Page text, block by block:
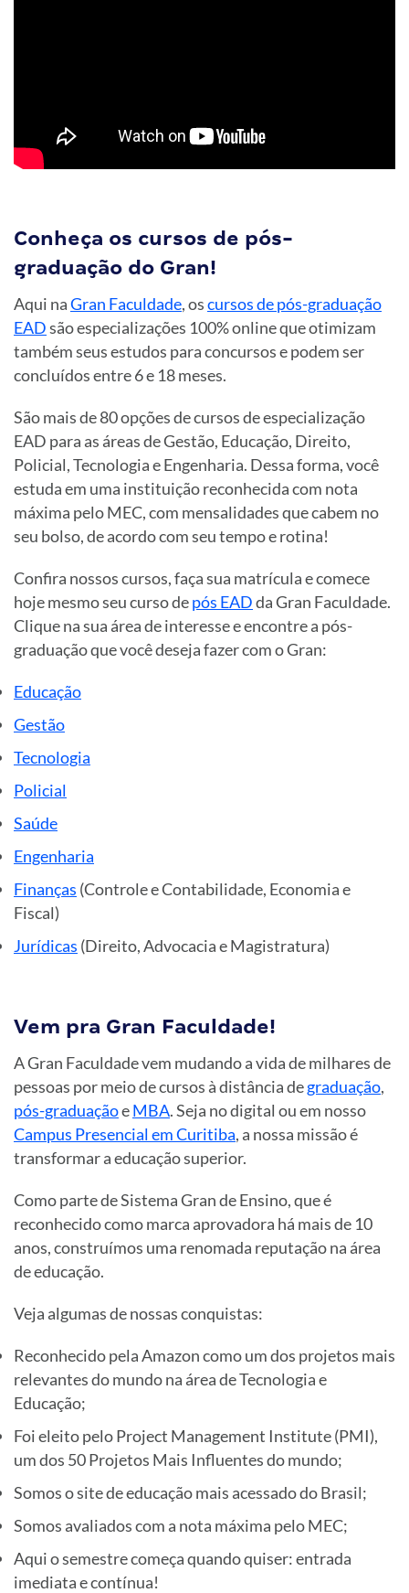
Conheça os cursos de pós-
graduação do Gran!
Aqui naGran Faculdade, oscursos de pós-graduação
EADsão especializações 100% online que otimizam
também seus estudos para concursos e podem ser
concluídos entre 6 e 18 meses.
São mais de 80 opções de cursos de especialização
EAD para as áreas de Gestão, Educação, Direito,
Policial, Tecnologia e Engenharia. Dessa forma, você
estuda em uma instituição reconhecida com nota
máxima pelo MEC, com mensalidades que cabem no
seu bolso, de acordo com seu tempo e rotina!
Confira nossos cursos, faça sua matrícula e comece
hoje mesmo seu curso depós EADda Gran Faculdade.
Clique na sua área de interesse e encontre a pós-
graduação que você deseja fazer com o Gran:
Educação
Gestão
Tecnologia
Policial
Saúde
Engenharia
Finanças (Controle e Contabilidade, Economia e
Fiscal)
Jurídicas (Direito, Advocacia e Magistratura)
Vem pra Gran Faculdade!
A Gran Faculdade vem mudando a vida de milhares de
pessoas por meio de cursos à distância degraduação,
pós-graduaçãoeMBA. Seja no digital ou em nosso
Campus Presencial em Curitiba, a nossa missão é
transformar a educação superior.
Como parte de Sistema Gran de Ensino, que é
reconhecido como marca aprovadora há mais de 10
anos, construímos uma renomada reputação na área
de educação.
Veja algumas de nossas conquistas:
Reconhecido pela Amazon como um dos projetos mais
relevantes do mundo na área de Tecnologia e
Educação;
Foi eleito pelo Project Management Institute (PMI),
um dos 50 Projetos Mais Influentes do mundo;
Somos o site de educação mais acessado do Brasil;
Somos avaliados com a nota máxima pelo MEC;
Aqui o semestre começa quando quiser: entrada
imediata e contínua!